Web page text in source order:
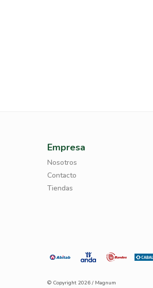
Empresa
Nosotros
Contacto
Tiendas
© Copyright 2026 / Magnum